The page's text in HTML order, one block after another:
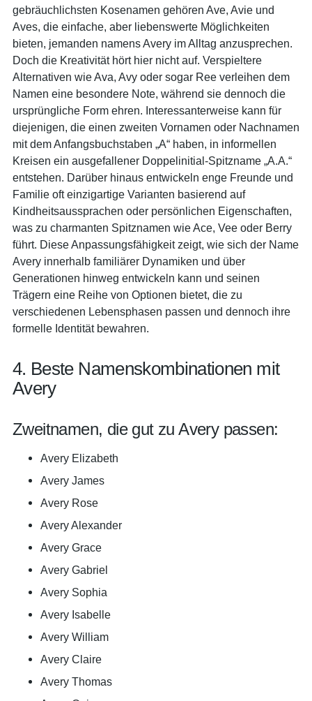
gebräuchlichsten Kosenamen gehören Ave, Avie und
Aves, die einfache, aber liebenswerte Möglichkeiten
bieten, jemanden namens Avery im Alltag anzusprechen.
Doch die Kreativität hört hier nicht auf. Verspieltere
Alternativen wie Ava, Avy oder sogar Ree verleihen dem
Namen eine besondere Note, während sie dennoch die
ursprüngliche Form ehren. Interessanterweise kann für
diejenigen, die einen zweiten Vornamen oder Nachnamen
mit dem Anfangsbuchstaben „A“ haben, in informellen
Kreisen ein ausgefallener Doppelinitial-Spitzname „A.A.“
entstehen. Darüber hinaus entwickeln enge Freunde und
Familie oft einzigartige Varianten basierend auf
Kindheitsaussprachen oder persönlichen Eigenschaften,
was zu charmanten Spitznamen wie Ace, Vee oder Berry
führt. Diese Anpassungsfähigkeit zeigt, wie sich der Name
Avery innerhalb familiärer Dynamiken und über
Generationen hinweg entwickeln kann und seinen
Trägern eine Reihe von Optionen bietet, die zu
verschiedenen Lebensphasen passen und dennoch ihre
formelle Identität bewahren.
4. Beste Namenskombinationen mit
Avery
Zweitnamen, die gut zu Avery passen:
Avery Elizabeth
Avery James
Avery Rose
Avery Alexander
Avery Grace
Avery Gabriel
Avery Sophia
Avery Isabelle
Avery William
Avery Claire
Avery Thomas